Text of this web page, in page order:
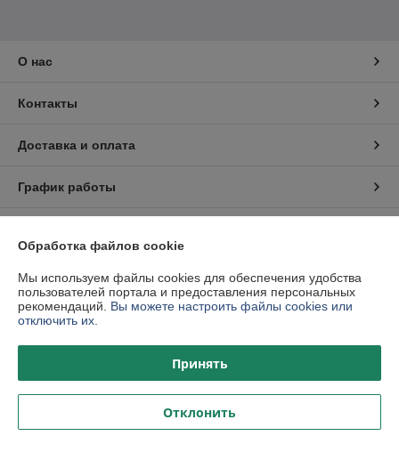
О нас
Контакты
Доставка и оплата
График работы
Политика обработки cookies
Сайт создан на платформе Deal.by
Обработка файлов cookie
Мы используем файлы cookies для обеспечения удобства
пользователей портала и предоставления персональных
рекомендаций. Вы можете настроить файлы cookies или
отключить их.
Принять
Отклонить